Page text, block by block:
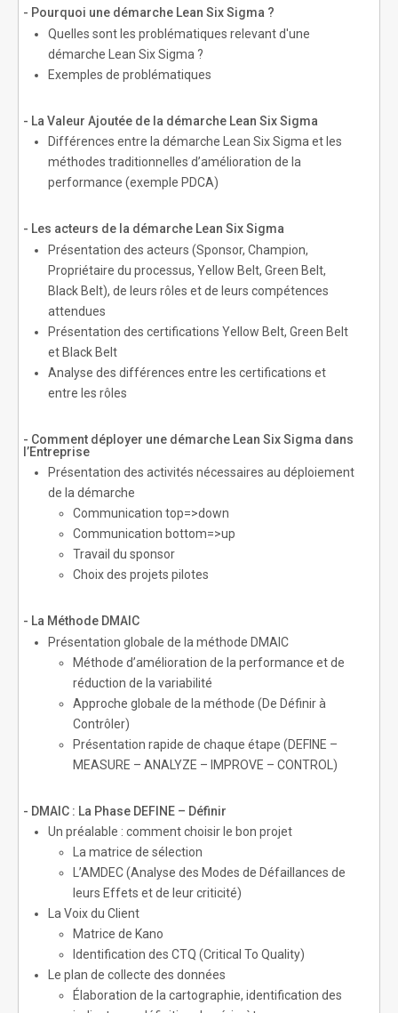
- Pourquoi une démarche Lean Six Sigma ?
Quelles sont les problématiques relevant d'une
démarche Lean Six Sigma ?
Exemples de problématiques
- La Valeur Ajoutée de la démarche Lean Six Sigma
Différences entre la démarche Lean Six Sigma et les
méthodes traditionnelles d’amélioration de la
performance (exemple PDCA)
- Les acteurs de la démarche Lean Six Sigma
Présentation des acteurs (Sponsor, Champion,
Propriétaire du processus, Yellow Belt, Green Belt,
Black Belt), de leurs rôles et de leurs compétences
attendues
Présentation des certifications Yellow Belt, Green Belt
et Black Belt
Analyse des différences entre les certifications et
entre les rôles
- Comment déployer une démarche Lean Six Sigma dans
l’Entreprise
Présentation des activités nécessaires au déploiement
de la démarche
Communication top=>down
Communication bottom=>up
Travail du sponsor
Choix des projets pilotes
- La Méthode DMAIC
Présentation globale de la méthode DMAIC
Méthode d’amélioration de la performance et de
réduction de la variabilité
Approche globale de la méthode (De Définir à
Contrôler)
Présentation rapide de chaque étape (DEFINE –
MEASURE – ANALYZE – IMPROVE – CONTROL)
- DMAIC : La Phase DEFINE – Définir
Un préalable : comment choisir le bon projet
La matrice de sélection
L’AMDEC (Analyse des Modes de Défaillances de
leurs Effets et de leur criticité)
La Voix du Client
Matrice de Kano
Identification des CTQ (Critical To Quality)
Le plan de collecte des données
Élaboration de la cartographie, identification des